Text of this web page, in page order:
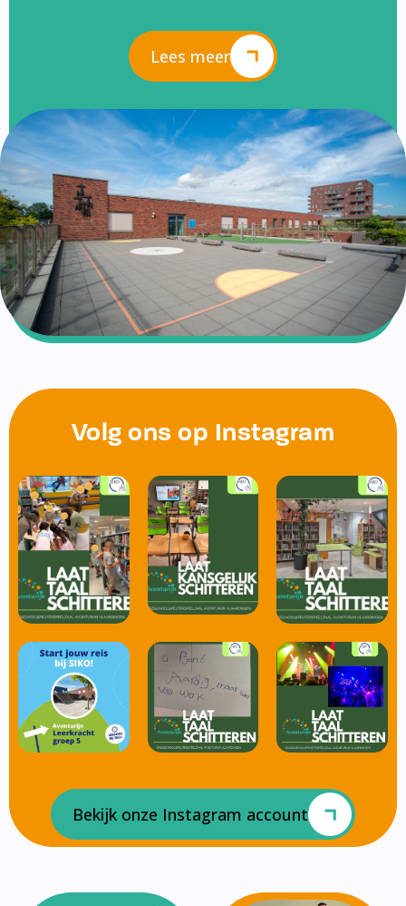
Lees meer
Volg ons op Instagram
Bekijk onze Instagram account